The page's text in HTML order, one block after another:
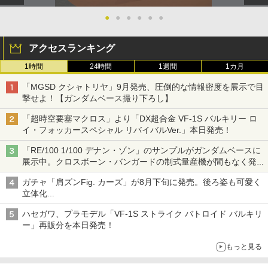
● ● ● ● ● ●
アクセスランキング
1時間 24時間 1週間 1カ月
「MGSD クシャトリヤ」9月発売、圧倒的な情報密度を展示で目
撃せよ！【ガンダムベース撮り下ろし】
「超時空要塞マクロス」より「DX超合金 VF-1S バルキリー ロ
イ・フォッカースペシャル リバイバルVer.」本日発売！
「RE/100 1/100 デナン・ゾン」のサンプルがガンダムベースに
展示中。クロスボーン・バンガードの制式量産機が間もなく発送
【ガンダムベース撮り下ろし】
ガチャ「肩ズンFig. カーズ」が8月下旬に発売。後ろ姿も可愛く
立体化
ライトニング・マックィーンやメーターなど4種がラインナップ
ハセガワ、プラモデル「VF-1S ストライク バトロイド バルキリ
ー」再販分を本日発売！
もっと見る